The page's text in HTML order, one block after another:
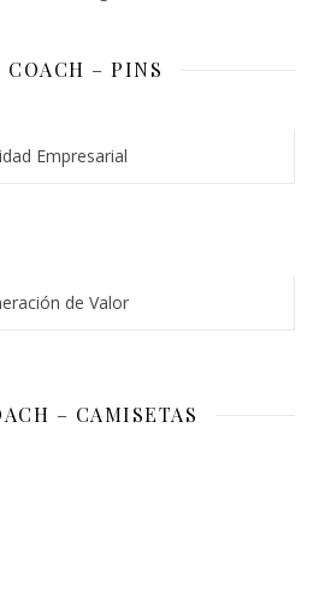
COACH – PINS
Empresarial
de Valor
– CAMISETAS